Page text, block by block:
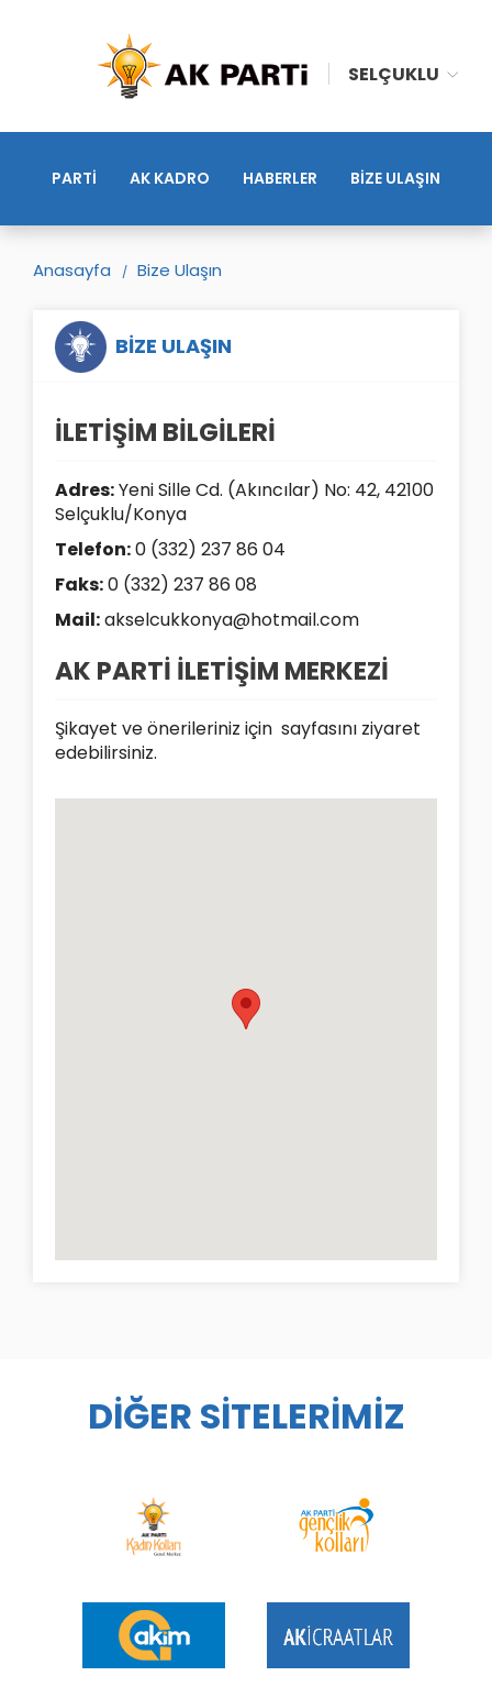
SELÇUKLU
PARTİ AK KADRO HABERLER BİZE ULAŞIN
Anasayfa Bize Ulaşın
BİZE ULAŞIN
İLETİŞİM BİLGİLERİ
Adres:Yeni Sille Cd. (Akıncılar) No: 42, 42100
Selçuklu/Konya
Telefon:0 (332) 237 86 04
Faks:0 (332) 237 86 08
Mail:akselcukkonya@hotmail.com
AK PARTİ İLETİŞİM MERKEZİ
Şikayet ve önerileriniz için sayfasını ziyaret
edebilirsiniz.
DİĞER SİTELERİMİZ